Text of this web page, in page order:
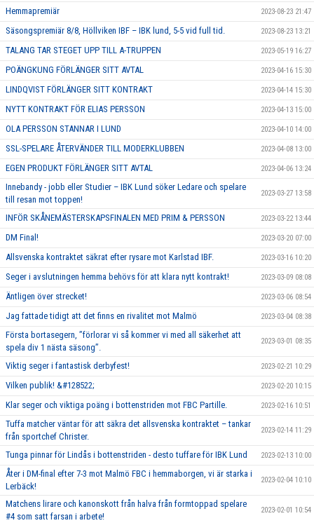
Hemmapremiär 2023-08-23 21:47
Säsongspremiär 8/8, Höllviken IBF – IBK lund, 5-5 vid full tid. 2023-08-23 13:21
TALANG TAR STEGET UPP TILL A-TRUPPEN 2023-05-19 16:27
POÄNGKUNG FÖRLÄNGER SITT AVTAL 2023-04-16 15:30
LINDQVIST FÖRLÄNGER SITT KONTRAKT 2023-04-14 15:30
NYTT KONTRAKT FÖR ELIAS PERSSON 2023-04-13 15:00
OLA PERSSON STANNAR I LUND 2023-04-10 14:00
SSL-SPELARE ÅTERVÄNDER TILL MODERKLUBBEN 2023-04-08 13:00
EGEN PRODUKT FÖRLÄNGER SITT AVTAL 2023-04-06 13:24
Innebandy - jobb eller Studier – IBK Lund söker Ledare och spelare
till resan mot toppen!
2023-03-27 13:58
INFÖR SKÅNEMÄSTERSKAPSFINALEN MED PRIM & PERSSON 2023-03-22 13:44
DM Final! 2023-03-20 07:00
Allsvenska kontraktet säkrat efter rysare mot Karlstad IBF. 2023-03-16 10:20
Seger i avslutningen hemma behövs för att klara nytt kontrakt! 2023-03-09 08:08
Äntligen över strecket! 2023-03-06 08:54
Jag fattade tidigt att det finns en rivalitet mot Malmö 2023-03-04 08:38
Första bortasegern, ’’förlorar vi så kommer vi med all säkerhet att
spela div 1 nästa säsong’’.
2023-03-01 08:35
Viktig seger i fantastisk derbyfest! 2023-02-21 10:29
Vilken publik! &#128522; 2023-02-20 10:15
Klar seger och viktiga poäng i bottenstriden mot FBC Partille. 2023-02-16 10:51
Tuffa matcher väntar för att säkra det allsvenska kontraktet – tankar
från sportchef Christer.
2023-02-14 11:29
Tunga pinnar för Lindås i bottenstriden - desto tuffare för IBK Lund 2023-02-13 10:00
Åter i DM-final efter 7-3 mot Malmö FBC i hemmaborgen, vi är starka i
Lerbäck!
2023-02-04 10:10
Matchens lirare och kanonskott från halva från formtoppad spelare
#4 som satt farsan i arbete!
2023-02-01 10:54